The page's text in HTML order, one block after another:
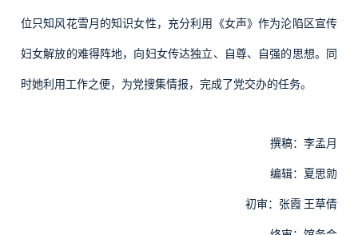
位只知风花雪月的知识女性，充分利用《女声》作为沦陷区宣传
妇女解放的难得阵地，向妇女传达独立、自尊、自强的思想。同
时她利用工作之便，为党搜集情报，完成了党交办的任务。
撰稿：李孟月
编辑：夏思勍
初审：张霞 王草倩